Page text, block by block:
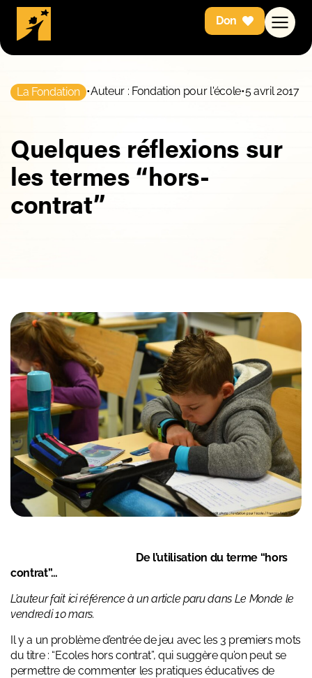
Don
La Fondation •Auteur : Fondation pour l'école•5 avril 2017
Quelques réflexions sur
les termes “hors-
contrat”
De l’utilisation du terme “hors
contrat”…
L’auteur fait ici référence à unarticle paru dans Le Monde le
vendredi 10 mars.
Il y a un problème d’entrée de jeu avec les 3 premiers mots
du titre : “Ecoles hors contrat”, qui suggère qu’on peut se
permettre de commenter les pratiques éducatives de